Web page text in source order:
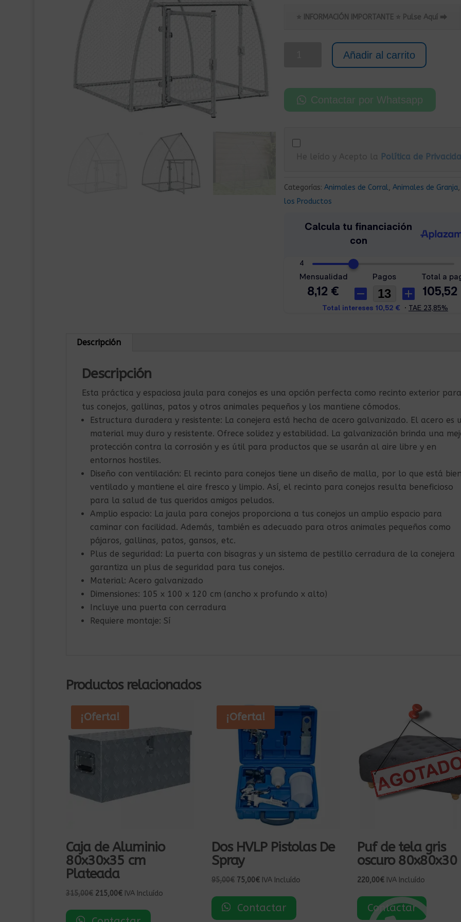
original
125,00€.
actual
95,00€.
⭐ INFORMACIÓN IMPORTANTE ⭐ Pulse Aquí ⮕
-
Conejera
de
Acero
1x1,05x1,20
m
Añadir al carrito
Contactar por Whatsapp
He leído y Acepto la Política de
Categorías:Animales de Corral,Animales de Granja
los Productos
Descripción
Descripción
Esta práctica y espaciosa jaula para conejos es una opción perfecta como recinto exterior para
tus conejos, gallinas, patos y otros animales pequeños y los mantiene cómodos.
Estructura duradera y resistente: La conejera está hecha de acero galvanizado. El acero es
material muy duro y resistente. Ofrece solidez y estabilidad. La galvanización brinda una
protección contra la corrosión y es útil para productos que se usarán al aire libre y en
entornos hostiles.
Diseño con ventilación: El recinto para conejos tiene un diseño de malla, por lo que está
ventilado y mantiene el aire fresco y limpio. Así, el recinto para conejos resulta beneficioso
para la salud de tus queridos amigos peludos.
Amplio espacio: La jaula para conejos proporciona a tus conejos un amplio espacio para
caminar con facilidad. Además, también es adecuado para otros animales pequeños como
pájaros, gallinas, patos, gansos, etc.
Plus de seguridad: La puerta con bisagras y un sistema de pestillo cerradura de la conejera
garantiza un plus de seguridad para tus conejos.
Material: Acero galvanizado
Dimensiones: 105 x 100 x 120 cm (ancho x profundo x alto)
Incluye una puerta con cerradura
Requiere montaje: Sí
Productos relacionados
¡Oferta!
Caja de Aluminio
80x30x35 cm
Plateada
315,00€ El
original
215,00€El
actual
IVA Incluído
¡Oferta!
Dos HVLP Pistolas De
Spray
95,00€ El
original
75,00€El
actual
IVA Incluído
Contactar
Puf de tela gris
oscuro 80x80x30
220,00€ IVA Incluído
Contactar